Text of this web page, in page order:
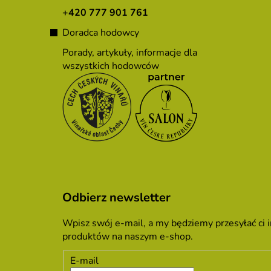
+420 777 901 761
Doradca hodowcy
Porady, artykuły, informacje dla
wszystkich hodowców
Odbierz newsletter
Wpisz swój e-mail, a my będziemy przesyłać
produktów na naszym e-shop.
E-mail